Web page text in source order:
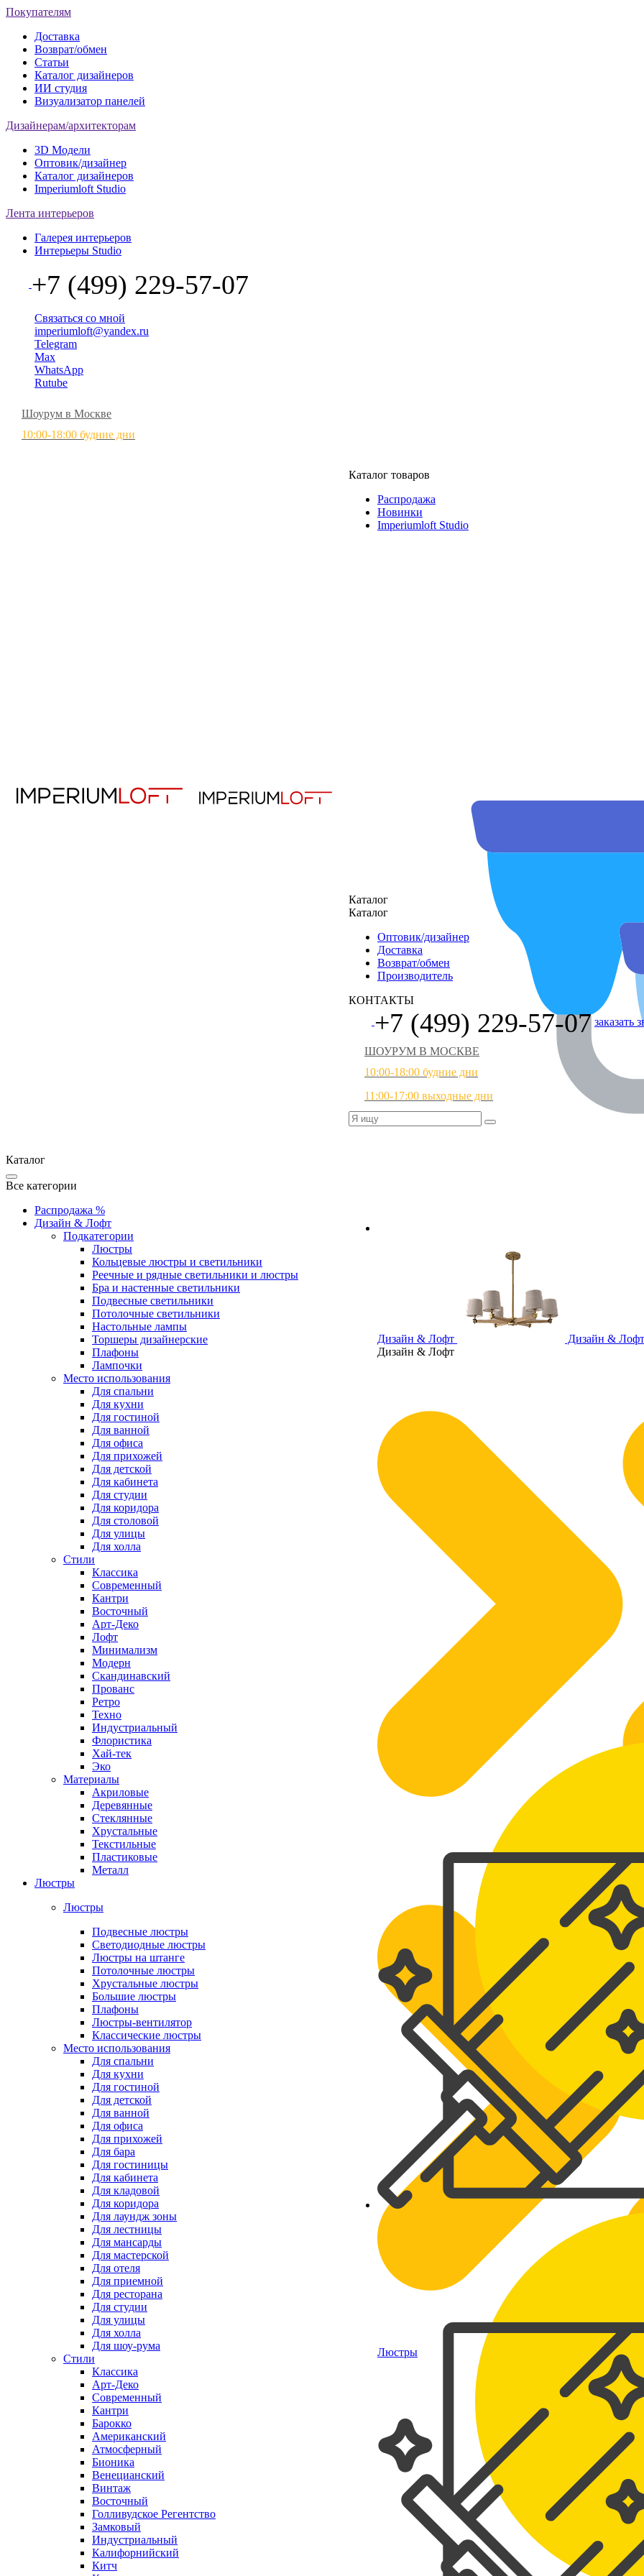
Покупателям
Доставка
Возврат/обмен
Статьи
Каталог дизайнеров
ИИ студия
Визуализатор панелей
Дизайнерам/архитекторам
3D Модели
Оптовик/дизайнер
Каталог дизайнеров
Imperiumloft Studio
Лента интерьеров
Галерея интерьеров
Интерьеры Studio
+7 (499) 229-57-07
Связаться со мной
imperiumloft@yandex.ru
Telegram
Max
WhatsApp
Rutube
Шоурум в Москве
10:00-18:00 будние дни
Каталог товаров
Распродажа
Новинки
Imperiumloft Studio
Дизайн & Лофт
Дизайн & Лофт
Дизайн & Лофт
Люстры
Каталог
Каталог
Оптовик/дизайнер
Доставка
Возврат/обмен
Производитель
КОНТАКТЫ
+7 (499) 229-57-07 заказать
ШОУРУМ В МОСКВЕ
10:00-18:00 будние дни
11:00-17:00 выходные дни
Каталог
Все категории
Распродажа %
Дизайн & Лофт
Подкатегории
Люстры
Кольцевые люстры и светильники
Реечные и рядные светильники и люстры
Бра и настенные светильники
Подвесные светильники
Потолочные светильники
Настольные лампы
Торшеры дизайнерские
Плафоны
Лампочки
Место использования
Для спальни
Для кухни
Для гостиной
Для ванной
Для офиса
Для прихожей
Для детской
Для кабинета
Для студии
Для коридора
Для столовой
Для улицы
Для холла
Стили
Классика
Современный
Кантри
Восточный
Арт-Деко
Лофт
Минимализм
Модерн
Скандинавский
Прованс
Ретро
Техно
Индустриальный
Флористика
Хай-тек
Эко
Материалы
Акриловые
Деревянные
Стеклянные
Хрустальные
Текстильные
Пластиковые
Металл
Люстры
Люстры
Подвесные люстры
Светодиодные люстры
Люстры на штанге
Потолочные люстры
Хрустальные люстры
Большие люстры
Плафоны
Люстры-вентилятор
Классические люстры
Место использования
Для спальни
Для кухни
Для гостиной
Для детской
Для ванной
Для офиса
Для прихожей
Для бара
Для гостиницы
Для кабинета
Для кладовой
Для коридора
Для лаундж зоны
Для лестницы
Для мансарды
Для мастерской
Для отеля
Для приемной
Для ресторана
Для студии
Для улицы
Для холла
Для шоу-рума
Стили
Классика
Арт-Деко
Современный
Кантри
Барокко
Американский
Атмосферный
Бионика
Венецианский
Винтаж
Восточный
Голливудское Регентство
Замковый
Индустриальный
Калифорнийский
Китч